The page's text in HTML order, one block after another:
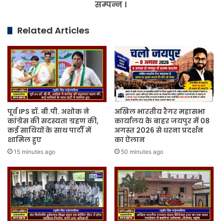
सम्पन्न ।
Related Articles
पूर्व IPS डॉ. बी.पी. अशोक ने
कांग्रेस की सदस्यता ग्रहण की,
कई साथियों के साथ पार्टी में
शामिल हुए
15 minutes ago
अखिल भारतीय रैगर महासभा
कार्यालय के बाहर जयपुर में 08
अगस्त 2026 से धरना प्रदर्शन
का ऐलान
50 minutes ago